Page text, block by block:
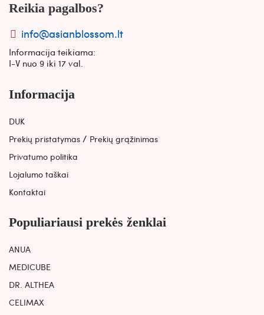
Reikia pagalbos?
info@asianblossom.lt
Informacija teikiama:
I-V nuo 9 iki 17 val.
Informacija
DUK
Prekių pristatymas / Prekių grąžinimas
Privatumo politika
Lojalumo taškai
Kontaktai
Populiariausi prekės ženklai
ANUA
MEDICUBE
DR. ALTHEA
CELIMAX